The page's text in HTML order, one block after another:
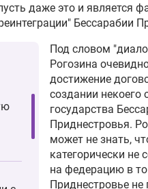
даже это и является
Бессарабии
Под словом
Рогозина
достижение
создании некоего
государства
Приднестровья.
может не знать,
категорически не
на федерацию в
Приднестровье не